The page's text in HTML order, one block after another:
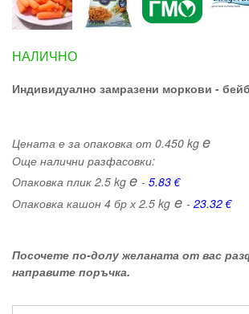
НАЛИЧНО
Индивидуално замразени моркови -
Цената е за опаковка от 0.450 kg e
Още налични разфасовки:
Опаковка плик 2.5 kg e - 5.83 €
Опаковка кашон 4 бр х 2.5 kg e - 23.32 €
Посочете по-долу желаната от вас
направите поръчка.